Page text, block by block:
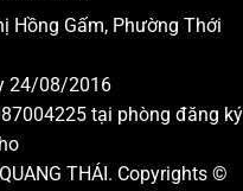
Hồng Gấm, Phường Thới
24/08/2016
tại phòng đăng ký
THÁI. Copyrights ©